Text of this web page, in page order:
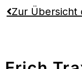
Zur Übersicht